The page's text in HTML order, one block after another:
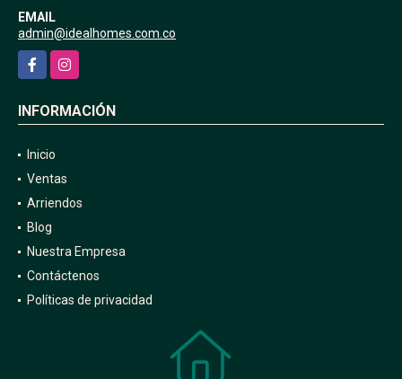
EMAIL
admin@idealhomes.com.co
FacebookInstagram
INFORMACIÓN
Inicio
Ventas
Arriendos
Blog
Nuestra Empresa
Contáctenos
Políticas de privacidad